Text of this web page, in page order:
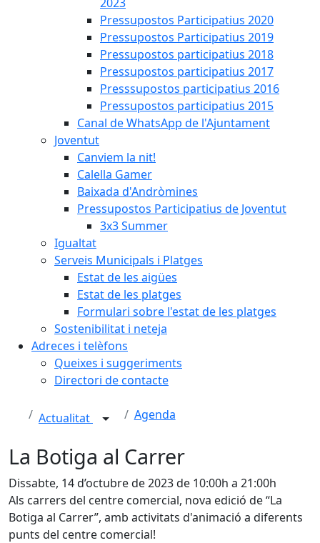
Pressupostos Participatius 2020
Pressupostos Participatius 2019
Pressupostos participatius 2018
Pressupostos participatius 2017
Presssupostos participatius 2016
Pressupostos participatius 2015
Canal de WhatsApp de l'Ajuntament
Joventut
Canviem la nit!
Calella Gamer
Baixada d'Andròmines
Pressupostos Participatius de Joventut
3x3 Summer
Igualtat
Serveis Municipals i Platges
Estat de les aigües
Estat de les platges
Formulari sobre l'estat de les platges
Sostenibilitat i neteja
Adreces i telèfons
Queixes i suggeriments
Directori de contacte
Actualitat Agenda
La Botiga al Carrer
Dissabte, 14 d’octubre de 2023 de 10:00h a 21:00h
Als carrers del centre comercial, nova edició de “La
Botiga al Carrer”, amb activitats d'animació a diferents
punts del centre comercial!